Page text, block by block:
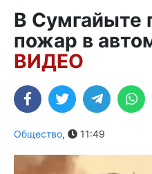
В Сумгайыте
пожар в
ВИДЕО
Общество, 11:49